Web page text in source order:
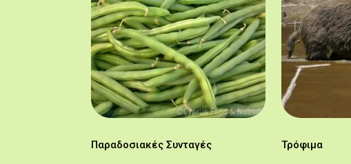
Παραδοσιακές Συνταγές Τρόφιμα